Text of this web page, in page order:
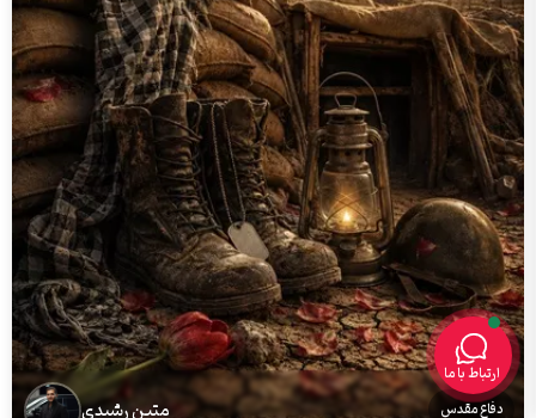
دفاع مقدس
ارتباط با ما